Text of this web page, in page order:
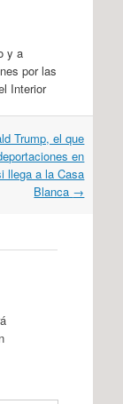
y a
por las
Interior
Trump, el que
en
llega a la Casa
Blanca →